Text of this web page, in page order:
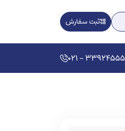
ثبت سفارش
۰۲۱ - ۳۳۹۲۴۵۵۵